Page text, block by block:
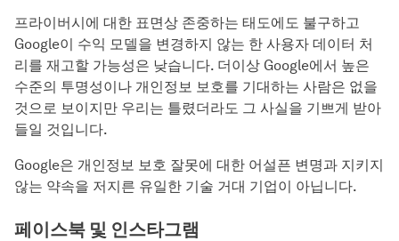
프라이버시에 대한 표면상 존중하는 태도에도 불구하고
Google이 수익 모델을 변경하지 않는 한 사용자 데이터 처
리를 재고할 가능성은 낮습니다. 더이상 Google에서 높은
수준의 투명성이나 개인정보 보호를 기대하는 사람은 없을
것으로 보이지만 우리는 틀렸더라도 그 사실을 기쁘게 받아
들일 것입니다.
Google은 개인정보 보호 잘못에 대한 어설픈 변명과 지키지
않는 약속을 저지른 유일한 기술 거대 기업이 아닙니다.
페이스북 및 인스타그램